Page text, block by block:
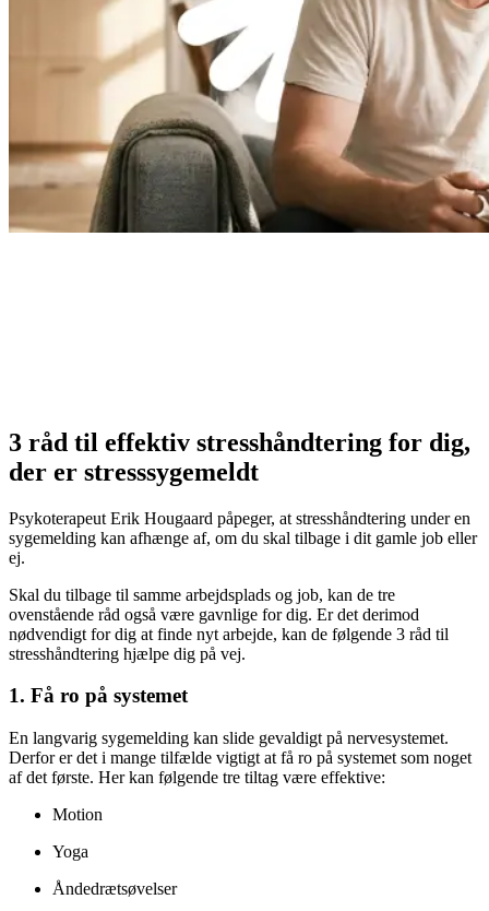
3 råd til effektiv stresshåndtering for dig,
der er stresssygemeldt
Psykoterapeut Erik Hougaard påpeger, at stresshåndtering under en
sygemelding kan afhænge af, om du skal tilbage i dit gamle job eller
ej.
Skal du tilbage til samme arbejdsplads og job, kan de tre
ovenstående råd også være gavnlige for dig. Er det derimod
nødvendigt for dig at finde nyt arbejde, kan de følgende 3 råd til
stresshåndtering hjælpe dig på vej.
1. Få ro på systemet
En langvarig sygemelding kan slide gevaldigt på nervesystemet.
Derfor er det i mange tilfælde vigtigt at få ro på systemet som noget
af det første. Her kan følgende tre tiltag være effektive:
Motion
Yoga
Åndedrætsøvelser